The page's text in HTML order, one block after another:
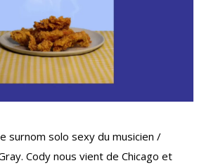
surnom solo sexy du musicien /
Cody nous vient de Chicago et